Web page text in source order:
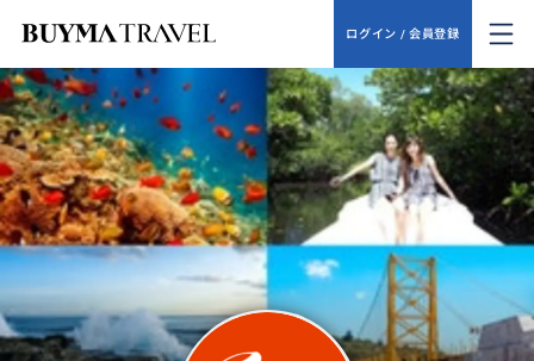
ログイン / 会員登録